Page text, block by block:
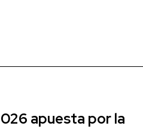
apuesta por la